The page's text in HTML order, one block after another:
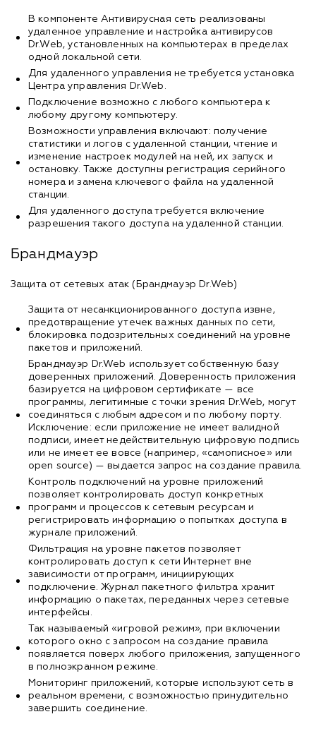
В компоненте Антивирусная сеть реализованы
удаленное управление и настройка антивирусов
Dr.Web, установленных на компьютерах в пределах
одной локальной сети.
Для удаленного управления не требуется установка
Центра управления Dr.Web.
Подключение возможно с любого компьютера к
любому другому компьютеру.
Возможности управления включают: получение
статистики и логов с удаленной станции, чтение и
изменение настроек модулей на ней, их запуск и
остановку. Также доступны регистрация серийного
номера и замена ключевого файла на удаленной
станции.
Для удаленного доступа требуется включение
разрешения такого доступа на удаленной станции.
Брандмауэр
Защита от сетевых атак (Брандмауэр Dr.Web)
Защита от несанкционированного доступа извне,
предотвращение утечек важных данных по сети,
блокировка подозрительных соединений на уровне
пакетов и приложений.
Брандмауэр Dr.Web использует собственную базу
доверенных приложений. Доверенность приложения
базируется на цифровом сертификате — все
программы, легитимные с точки зрения Dr.Web, могут
соединяться с любым адресом и по любому порту.
Исключение: если приложение не имеет валидной
подписи, имеет недействительную цифровую подпись
или не имеет ее вовсе (например, «самописное» или
open source) — выдается запрос на создание правила.
Контроль подключений на уровне приложений
позволяет контролировать доступ конкретных
программ и процессов к сетевым ресурсам и
регистрировать информацию о попытках доступа в
журнале приложений.
Фильтрация на уровне пакетов позволяет
контролировать доступ к сети Интернет вне
зависимости от программ, инициирующих
подключение. Журнал пакетного фильтра хранит
информацию о пакетах, переданных через сетевые
интерфейсы.
Так называемый «игровой режим», при включении
которого окно с запросом на создание правила
появляется поверх любого приложения, запущенного
в полноэкранном режиме.
Мониторинг приложений, которые используют сеть в
реальном времени, с возможностью принудительно
завершить соединение.